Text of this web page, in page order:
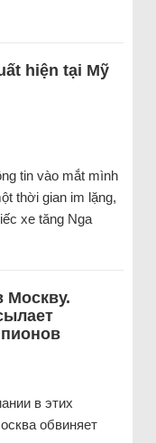
hiện tại Mỹ
tin vào mắt mình
thời gian im lặng,
xe tăng Nga
Москву.
в этих
обвиняет